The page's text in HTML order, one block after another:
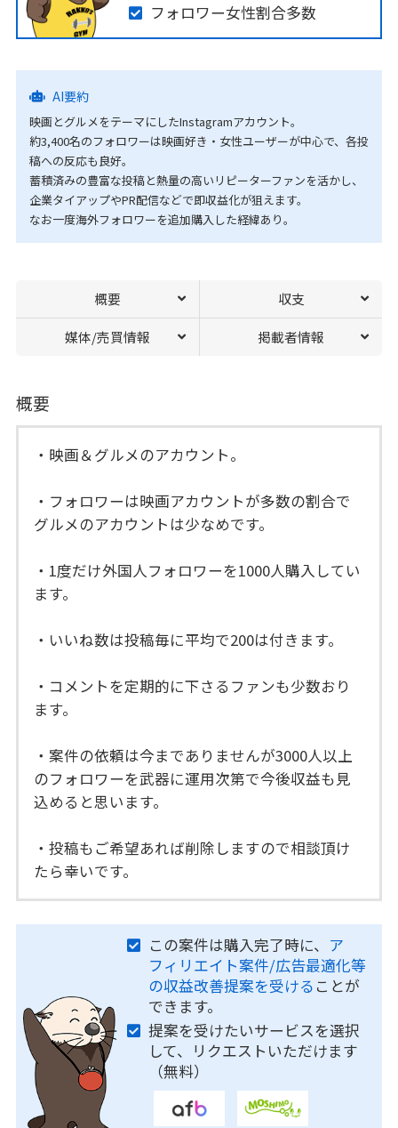
フォロワー女性割合多数
AI要約
映画とグルメをテーマにしたInstagramアカウント。
約3,400名のフォロワーは映画好き・女性ユーザーが中心で、各投
稿への反応も良好。
蓄積済みの豊富な投稿と熱量の高いリピーターファンを活かし、
企業タイアップやPR配信などで即収益化が狙えます。
なお一度海外フォロワーを追加購入した経緯あり。
概要 収支
媒体/売買情報 掲載者情報
概要
・映画＆グルメのアカウント。
・フォロワーは映画アカウントが多数の割合で
グルメのアカウントは少なめです。
・1度だけ外国人フォロワーを1000人購入してい
ます。
・いいね数は投稿毎に平均で200は付きます。
・コメントを定期的に下さるファンも少数おり
ます。
・案件の依頼は今までありませんが3000人以上
のフォロワーを武器に運用次第で今後収益も見
込めると思います。
・投稿もご希望あれば削除しますので相談頂け
たら幸いです。
この案件は購入完了時に、 ア
フィリエイト案件/広告最適化等
の収益改善提案を受ける ことが
できます。
提案を受けたいサービスを選択
して、リクエストいただけます
（無料）